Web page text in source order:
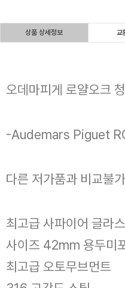
상품 상세정보 교
오데마피게 로얄오크
-Audemars Piguet
다른 저가품과 비교불
최고급 사파이어 글라스
사이즈 42mm 용두미
최고급 오토무브먼트